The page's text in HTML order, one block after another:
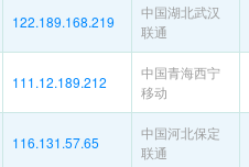
122.189.168.219
中国湖北武汉
联通
111.12.189.212
中国青海西宁
移动
116.131.57.65
中国河北保定
联通